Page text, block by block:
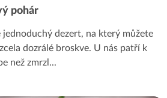
pohár
jednoduchý dezert, na který můžete
dozrálé broskve. U nás patří k
než zmrzl ...